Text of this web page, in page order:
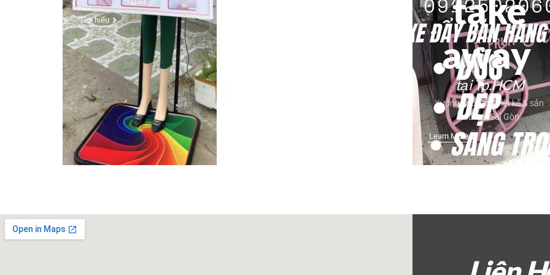
Tìm hiểu
take
away
tại Tp.HCM
Xưởng chuyên Thiết kế & sản
xuất tại Sài Gòn
Learn More